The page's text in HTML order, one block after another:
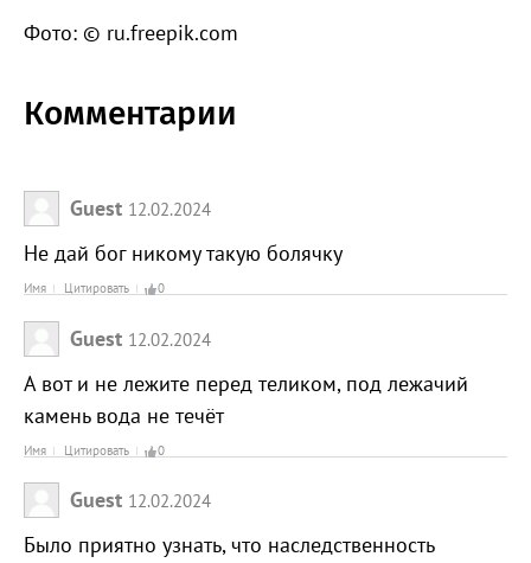
Фото: © ru.freepik.com
Комментарии
Guest 12.02.2024
Не дай бог никому такую болячку
Имя Цитировать 0
Guest 12.02.2024
А вот и не лежите перед теликом, под лежачий
камень вода не течёт
Имя Цитировать 0
Guest 12.02.2024
Было приятно узнать, что наследственность